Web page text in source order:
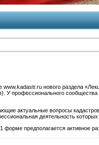
нового раздела
профессионального
актуальные вопросы
деятельность
предполагается активное